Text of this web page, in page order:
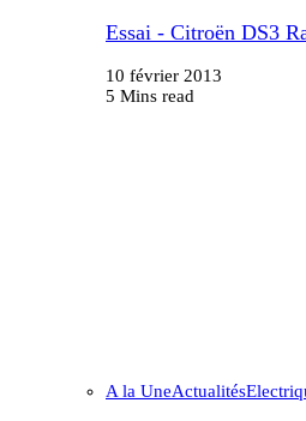
Essai - Citroën DS3
10 février 2013
5 Mins read
A la UneActualités